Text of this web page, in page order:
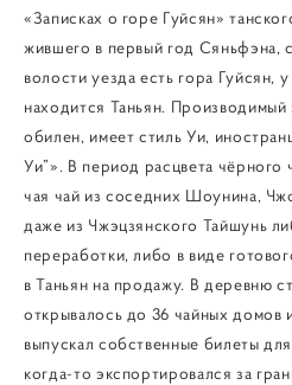
«Записках о горе Гуйсян»
жившего в первый год Сяньфэна,
волости уезда есть гора Гуйсян,
находится Таньян.
обилен, имеет стиль Уи,
Уи”». В период расцвета чёрного
чая чай из соседних Шоунина,
даже из Чжэцзянского Тайшунь
переработки, либо в виде
в Таньян на продажу. В деревню
открывалось до 36 чайных домов
выпускал собственные билеты
когда-то экспортировался за